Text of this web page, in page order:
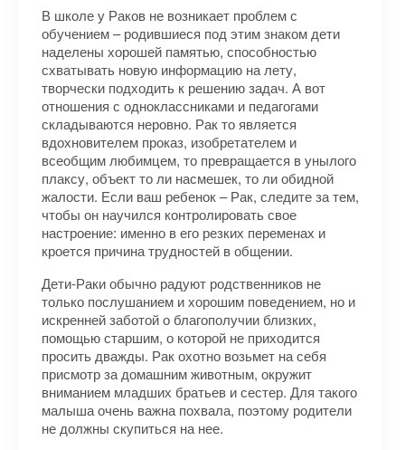
В школе у Раков не возникает проблем с
обучением – родившиеся под этим знаком дети
наделены хорошей памятью, способностью
схватывать новую информацию на лету,
творчески подходить к решению задач. А вот
отношения с одноклассниками и педагогами
складываются неровно. Рак то является
вдохновителем проказ, изобретателем и
всеобщим любимцем, то превращается в унылого
плаксу, объект то ли насмешек, то ли обидной
жалости. Если ваш ребенок – Рак, следите за тем,
чтобы он научился контролировать свое
настроение: именно в его резких переменах и
кроется причина трудностей в общении.
Дети-Раки обычно радуют родственников не
только послушанием и хорошим поведением, но и
искренней заботой о благополучии близких,
помощью старшим, о которой не приходится
просить дважды. Рак охотно возьмет на себя
присмотр за домашним животным, окружит
вниманием младших братьев и сестер. Для такого
малыша очень важна похвала, поэтому родители
не должны скупиться на нее.